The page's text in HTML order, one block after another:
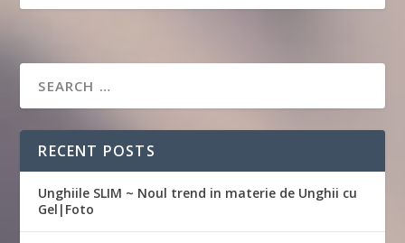
RECENT POSTS
Unghiile SLIM ~ Noul trend in materie de Unghii cu
Gel|Foto